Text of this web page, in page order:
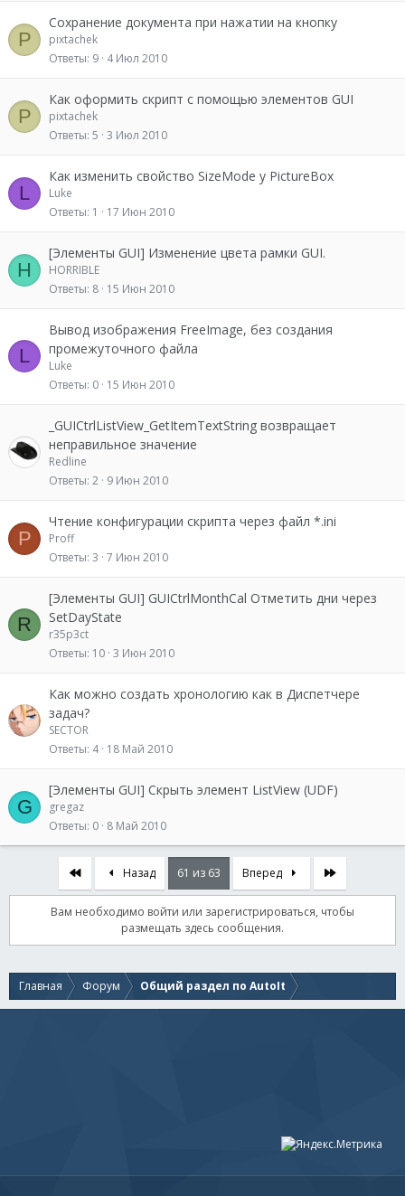
P
Сохранение документа при нажатии на кнопку
pixtachek
Ответы 9 4 Июл 2010
P
Как оформить скрипт с помощью элементов GUI
pixtachek
Ответы 5 3 Июл 2010
L
Как изменить свойство SizeMode у PictureBox
Luke
Ответы 1 17 Июн 2010
H
[Элементы GUI] Изменение цвета рамки GUI.
HORRIBLE
Ответы 8 15 Июн 2010
L
Вывод изображения FreeImage, без создания
промежуточного файла
Luke
Ответы 0 15 Июн 2010
_GUICtrlListView_GetItemTextString возвращает
неправильное значение
Redline
Ответы 2 9 Июн 2010
P
Чтение конфигурации скрипта через файл *.ini
Proff
Ответы 3 7 Июн 2010
R
[Элементы GUI] GUICtrlMonthCal Отметить дни через
SetDayState
r35p3ct
Ответы 10 3 Июн 2010
Как можно создать хронологию как в Диспетчере
задач?
SECTOR
Ответы 4 18 Май 2010
G
[Элементы GUI] Cкрыть элемент ListView (UDF)
gregaz
Ответы 0 8 Май 2010
Первый Назад 61 из 63 Вперед Последняя
Вам необходимо войти или зарегистрироваться, чтобы
размещать здесь сообщения.
Главная Форум Общий раздел по AutoIt